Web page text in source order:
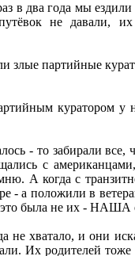
в два года мы
не давали, их
злые партийные
куратором
- то забирали все,
с
А когда с
- а положили в
это была не их - НАША
не хватало, и они
Их родителей